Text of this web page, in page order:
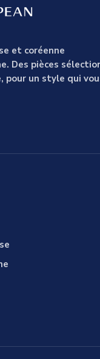
et coréenne
Des pièces
pour un style qui